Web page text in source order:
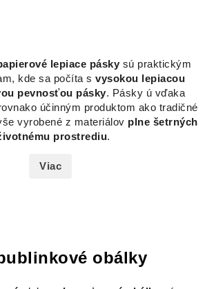
lepiace pásky sú praktickým
kde sa počíta s vysokou lepiacou
pevnosťou pásky. Pásky ú vďaka
účinným produktom ako tradičné
vyrobené z materiálov plne šetrných
prostrediu.
Viac
obálky